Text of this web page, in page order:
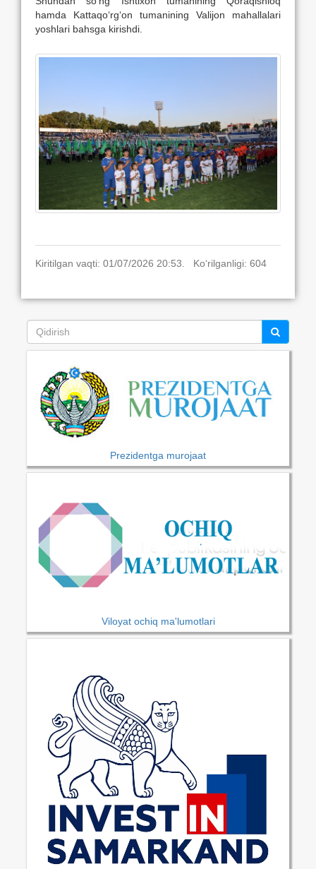
hamda Kattaqo‘rg‘on tumanining Valijon mahallalari
yoshlari bahsga kirishdi.
Kiritilgan vaqti: 01/07/2026 20:53. Ko‘rilganligi: 604
Prezidentga murojaat
Viloyat ochiq ma'lumotlari